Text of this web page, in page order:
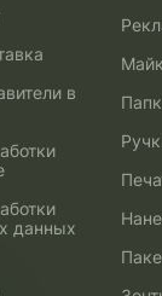
в
данных